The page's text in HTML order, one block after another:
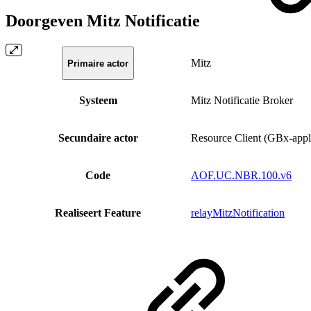
Doorgeven Mitz Notificatie
Primaire actor Mitz
Systeem Mitz Notificatie Broker
Secundaire actor Resource Client (GBx-
Code AOF.UC.NBR.100.v6
Realiseert Feature relayMitzNotification